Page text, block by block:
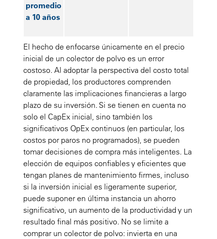
promedio
a 10 años
El hecho de enfocarse únicamente en el precio
inicial de un colector de polvo es un error
costoso. Al adoptar la perspectiva del costo total
de propiedad, los productores comprenden
claramente las implicaciones financieras a largo
plazo de su inversión. Si se tienen en cuenta no
solo el CapEx inicial, sino también los
significativos OpEx continuos (en particular, los
costos por paros no programados), se pueden
tomar decisiones de compra más inteligentes. La
elección de equipos confiables y eficientes que
tengan planes de mantenimiento firmes, incluso
si la inversión inicial es ligeramente superior,
puede suponer en última instancia un ahorro
significativo, un aumento de la productividad y un
resultado final más positivo. No se limite a
comprar un colector de polvo: invierta en una